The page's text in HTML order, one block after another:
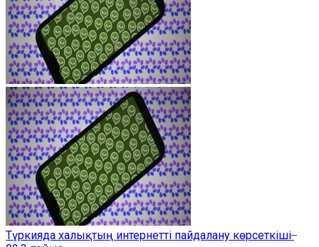
Түркияда халықтың интернетті пайдалану көрсеткіші ̶